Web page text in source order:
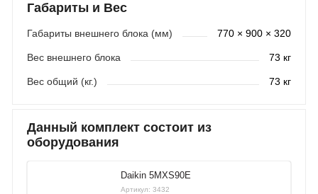
Габариты и Вес
Габариты внешнего блока (мм) 770 × 900 × 320
Вес внешнего блока 73 кг
Вес общий (кг.) 73 кг
Данный комплект состоит из
оборудования
Daikin 5MXS90E
Артикул: 3432